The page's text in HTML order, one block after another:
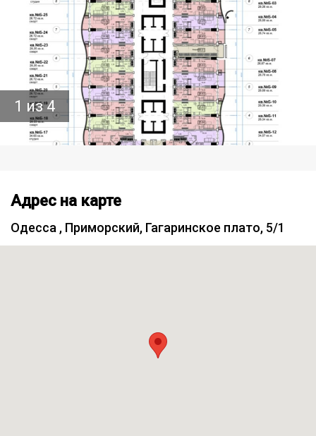
1 из 4
Адрес на карте
Одесса , Приморский, Гагаринское плато, 5/1